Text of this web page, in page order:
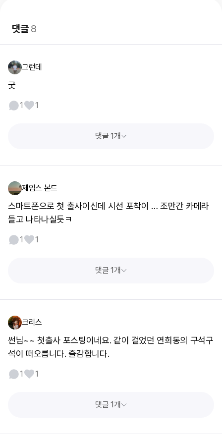
댓글8
그런데
굿
1 1
댓글 1개
제임스 본드
스마트폰으로 첫 출사이신데 시선 포착이 … 조만간 카메라
들고 나타나실듯ㅋ
1 1
댓글 1개
크리스
썬님~~ 첫출사 포스팅이네요. 같이 걸었던 연희동의 구석구
석이 떠오릅니다. 즐감합니다.
1 1
댓글 1개